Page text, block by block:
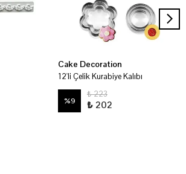
Cake Decoration
12'li Çelik Kurabiye Kalıbı
%9
₺ 223
₺ 202